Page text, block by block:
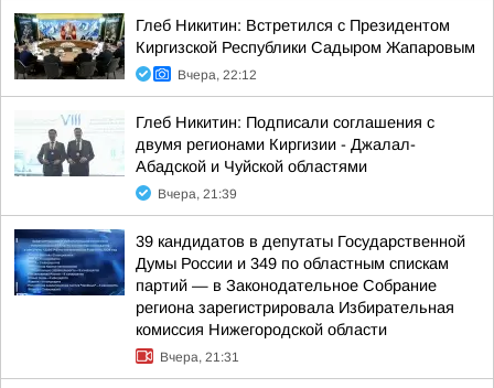
Глеб Никитин: Встретился с Президентом
Киргизской Республики Садыром Жапаровым
Вчера, 22:12
Глеб Никитин: Подписали соглашения с
двумя регионами Киргизии - Джалал-
Абадской и Чуйской областями
Вчера, 21:39
39 кандидатов в депутаты Государственной
Думы России и 349 по областным спискам
партий — в Законодательное Собрание
региона зарегистрировала Избирательная
комиссия Нижегородской области
Вчера, 21:31